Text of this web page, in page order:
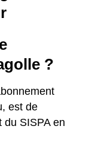
?
est de
du SISPA en